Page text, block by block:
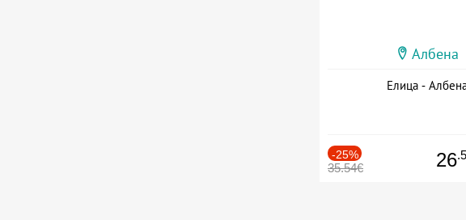
Албена
Елица -
-25%
35.54€ 26